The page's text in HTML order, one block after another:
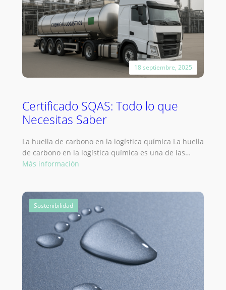
de
emisiones?
18 septiembre, 2025
Certificado SQAS: Todo lo que
Necesitas Saber
La huella de carbono en la logística química La huella
de carbono en la logística química es una de las…
Más información:
lo
que
Necesitas
Saber
Sostenibilidad